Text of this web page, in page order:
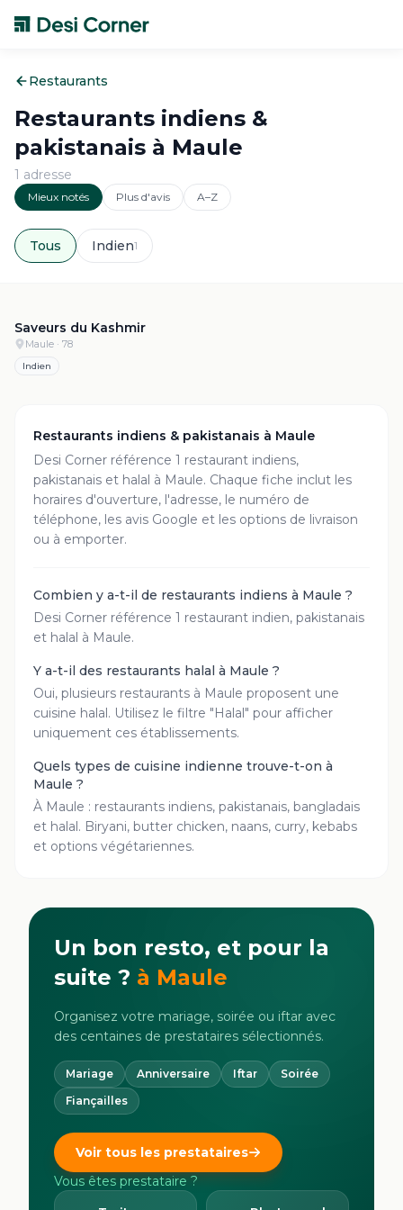
Restaurants
Restaurants indiens &
pakistanais à Maule
1 adresse
Mieux notés Plus d'avis A–Z
Tous Indien1
Saveurs du Kashmir
Maule · 78
Indien
Restaurants indiens & pakistanais à Maule
Desi Corner référence 1 restaurant indiens,
pakistanais et halal à Maule. Chaque fiche inclut les
horaires d'ouverture, l'adresse, le numéro de
téléphone, les avis Google et les options de livraison
ou à emporter.
Combien y a-t-il de restaurants indiens à Maule ?
Desi Corner référence 1 restaurant indien, pakistanais
et halal à Maule.
Y a-t-il des restaurants halal à Maule ?
Oui, plusieurs restaurants à Maule proposent une
cuisine halal. Utilisez le filtre "Halal" pour afficher
uniquement ces établissements.
Quels types de cuisine indienne trouve-t-on à
Maule ?
À Maule : restaurants indiens, pakistanais, bangladais
et halal. Biryani, butter chicken, naans, curry, kebabs
et options végétariennes.
Un bon resto, et pour la
suite ? à Maule
Organisez votre mariage, soirée ou iftar avec
des centaines de prestataires sélectionnés.
Mariage Anniversaire Iftar
Soirée
Fiançailles
Voir tous les prestataires
Vous êtes prestataire ?